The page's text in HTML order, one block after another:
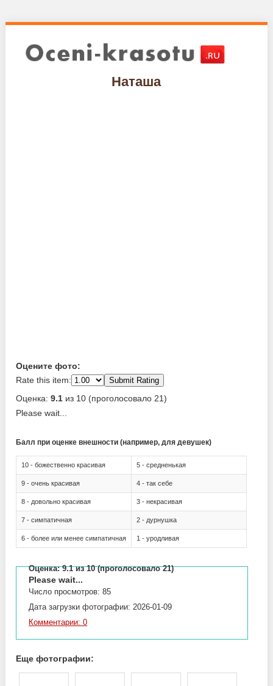
Наташа
Оцените фото:
Rate this item:
Submit Rating
Оценка:9.1 из 10 (проголосовало 21)
Please wait...
Балл при оценке внешности (например, для девушек)
10 - божественно красивая 5 - средненькая
9 - очень красивая 4 - так себе
8 - довольно красивая 3 - некрасивая
7 - симпатичная 2 - дурнушка
6 - более или менее симпатичная 1 - уродливая
Оценка:9.1из 10 (проголосовало 21)
Please wait...
Число просмотров: 85
Дата загрузки фотографии: 2026-01-09
Комментарии: 0
Еще фотографии: